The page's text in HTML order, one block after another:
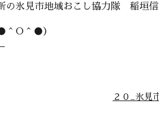
の氷見市地域おこし協力隊 稲垣
＾O＾●）
２０_氷見